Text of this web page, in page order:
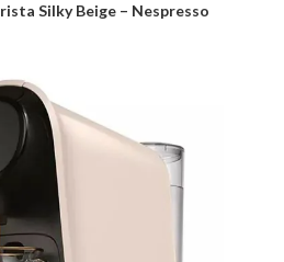
Silky Beige – Nespresso